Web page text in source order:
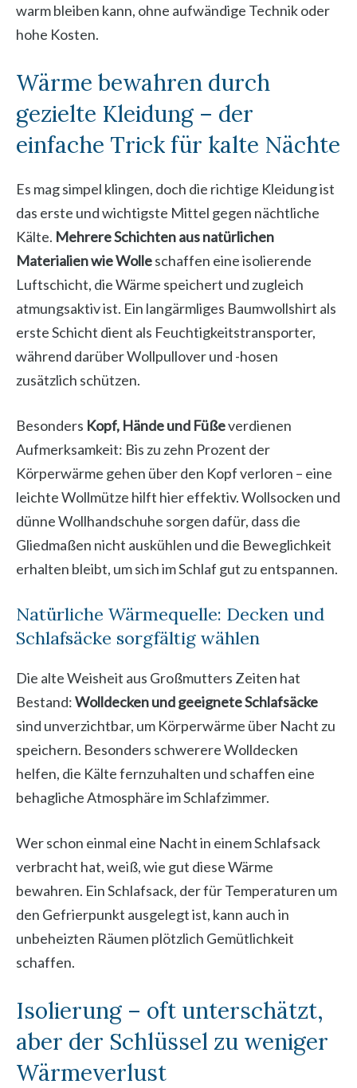
warm bleiben kann, ohne aufwändige Technik oder
hohe Kosten.
Wärme bewahren durch
gezielte Kleidung – der
einfache Trick für kalte Nächte
Es mag simpel klingen, doch die richtige Kleidung ist
das erste und wichtigste Mittel gegen nächtliche
Kälte. Mehrere Schichten aus natürlichen
Materialien wie Wolleschaffen eine isolierende
Luftschicht, die Wärme speichert und zugleich
atmungsaktiv ist. Ein langärmliges Baumwollshirt als
erste Schicht dient als Feuchtigkeitstransporter,
während darüber Wollpullover und -hosen
zusätzlich schützen.
Besonders Kopf, Hände und Füßeverdienen
Aufmerksamkeit: Bis zu zehn Prozent der
Körperwärme gehen über den Kopf verloren – eine
leichte Wollmütze hilft hier effektiv. Wollsocken und
dünne Wollhandschuhe sorgen dafür, dass die
Gliedmaßen nicht auskühlen und die Beweglichkeit
erhalten bleibt, um sich im Schlaf gut zu entspannen.
Natürliche Wärmequelle: Decken und
Schlafsäcke sorgfältig wählen
Die alte Weisheit aus Großmutters Zeiten hat
Bestand:Wolldecken und geeignete Schlafsäcke
sind unverzichtbar, um Körperwärme über Nacht zu
speichern. Besonders schwerere Wolldecken
helfen, die Kälte fernzuhalten und schaffen eine
behagliche Atmosphäre im Schlafzimmer.
Wer schon einmal eine Nacht in einem Schlafsack
verbracht hat, weiß, wie gut diese Wärme
bewahren. Ein Schlafsack, der für Temperaturen um
den Gefrierpunkt ausgelegt ist, kann auch in
unbeheizten Räumen plötzlich Gemütlichkeit
schaffen.
Isolierung – oft unterschätzt,
aber der Schlüssel zu weniger
Wärmeverlust